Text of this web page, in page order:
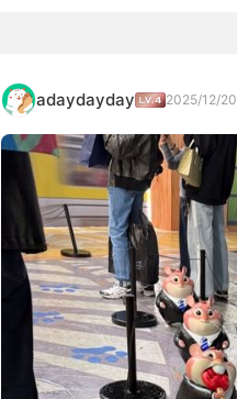
adaydayday 2025/12/20